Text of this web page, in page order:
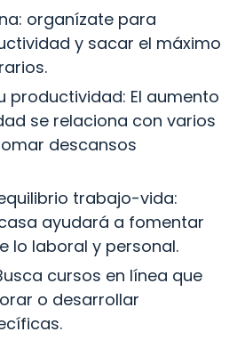
organízate para
y sacar el máximo
productividad: El aumento
se relaciona con varios
descansos
trabajo-vida:
ayudará a fomentar
lo laboral y personal.
cursos en línea que
o desarrollar